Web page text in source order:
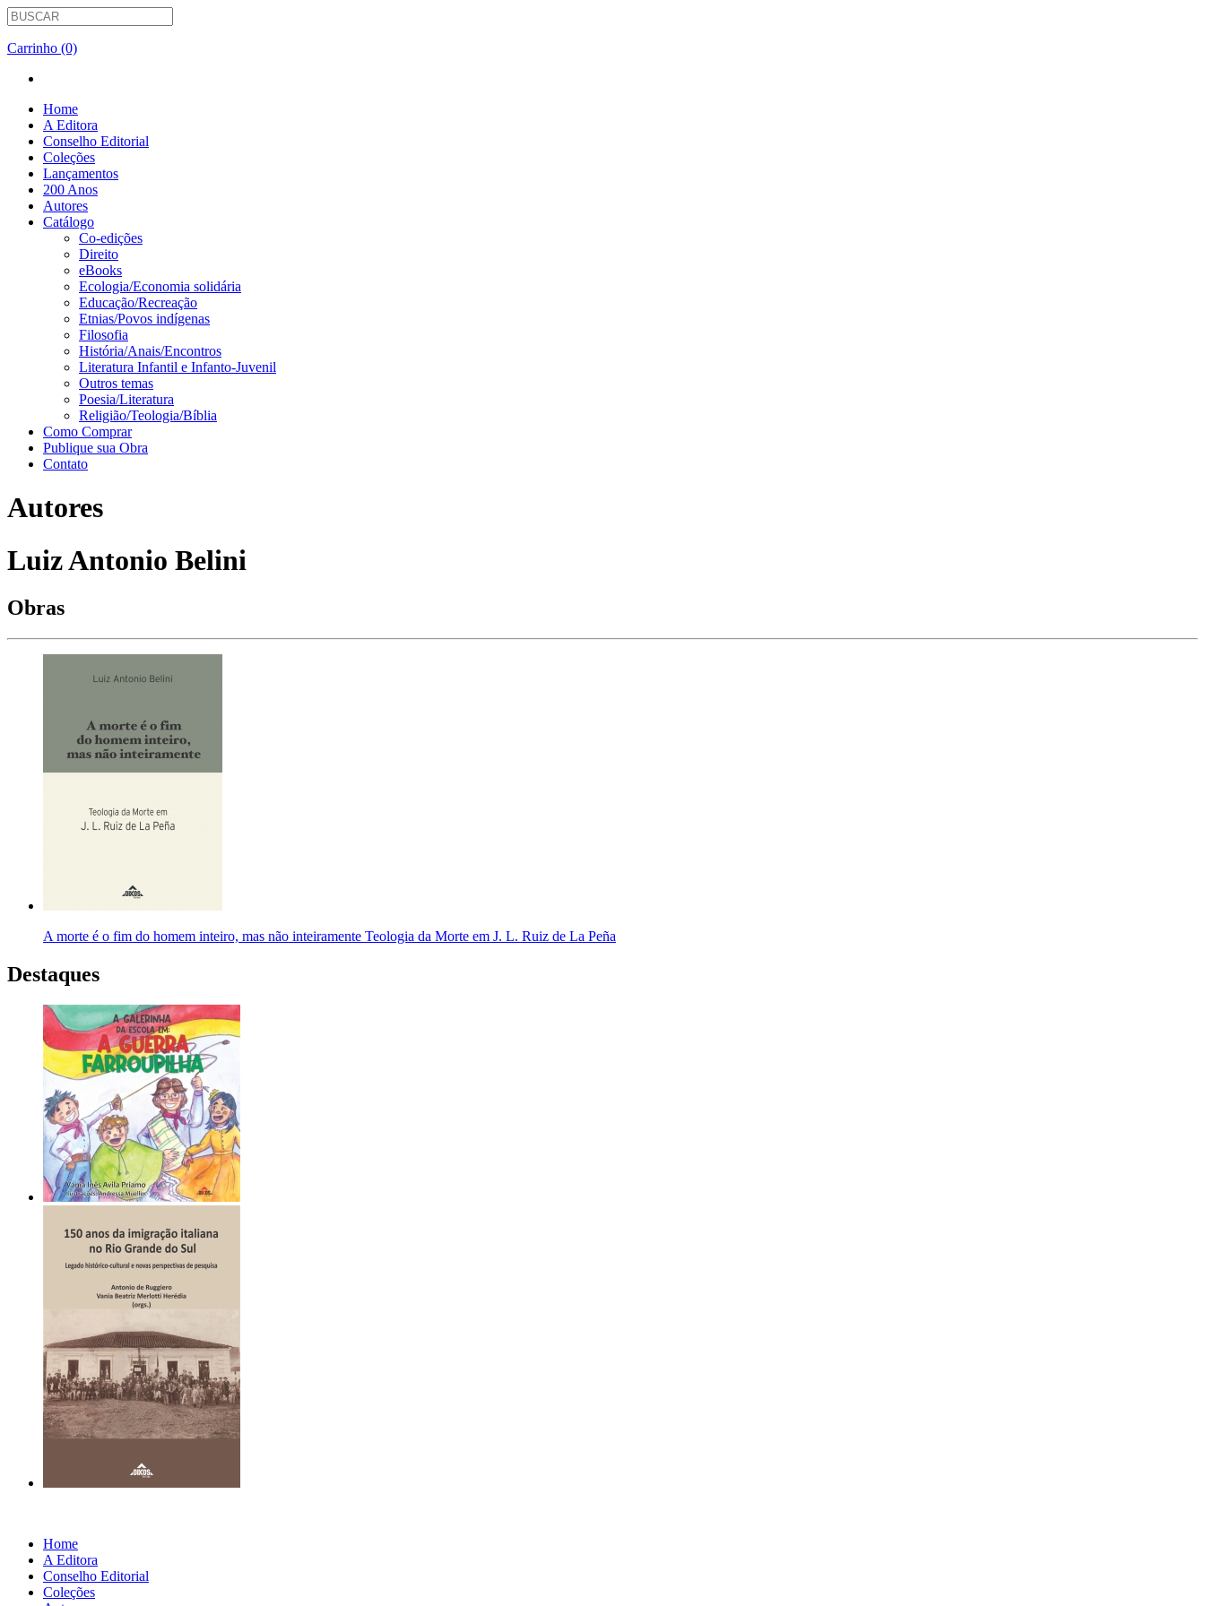
Carrinho (0)
Home
A Editora
Conselho Editorial
Coleções
Lançamentos
200 Anos
Autores
Catálogo
Co-edições
Direito
eBooks
Ecologia/Economia solidária
Educação/Recreação
Etnias/Povos indígenas
Filosofia
História/Anais/Encontros
Literatura Infantil e Infanto-Juvenil
Outros temas
Poesia/Literatura
Religião/Teologia/Bíblia
Como Comprar
Publique sua Obra
Contato
Autores
Luiz Antonio Belini
Obras
A morte é o fim do homem inteiro, mas não inteiramente Teologia da Morte em J. L. Ruiz de La Peña
Destaques
Home
A Editora
Conselho Editorial
Coleções